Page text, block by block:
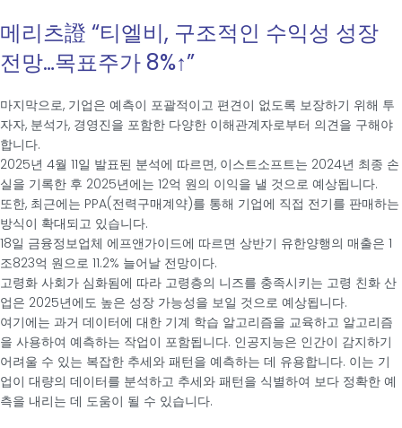
메리츠證 “티엘비, 구조적인 수익성 성장
전망…목표주가 8%↑”
마지막으로, 기업은 예측이 포괄적이고 편견이 없도록 보장하기 위해 투
자자, 분석가, 경영진을 포함한 다양한 이해관계자로부터 의견을 구해야
합니다.
2025년 4월 11일 발표된 분석에 따르면, 이스트소프트는 2024년 최종 손
실을 기록한 후 2025년에는 12억 원의 이익을 낼 것으로 예상됩니다.
또한, 최근에는 PPA(전력구매계약)를 통해 기업에 직접 전기를 판매하는
방식이 확대되고 있습니다.
18일 금융정보업체 에프앤가이드에 따르면 상반기 유한양행의 매출은 1
조823억 원으로 11.2% 늘어날 전망이다.
고령화 사회가 심화됨에 따라 고령층의 니즈를 충족시키는 고령 친화 산
업은 2025년에도 높은 성장 가능성을 보일 것으로 예상됩니다.
여기에는 과거 데이터에 대한 기계 학습 알고리즘을 교육하고 알고리즘
을 사용하여 예측하는 작업이 포함됩니다. 인공지능은 인간이 감지하기
어려울 수 있는 복잡한 추세와 패턴을 예측하는 데 유용합니다. 이는 기
업이 대량의 데이터를 분석하고 추세와 패턴을 식별하여 보다 정확한 예
측을 내리는 데 도움이 될 수 있습니다.